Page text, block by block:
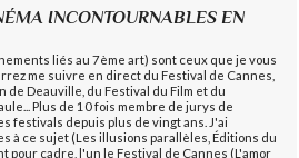
INCONTOURNABLES EN
liés au 7ème art) sont ceux que je vous
me suivre en direct du Festival de Cannes,
de Deauville, du Festival du Film et du
Plus de 10 fois membre de jurys de
festivals depuis plus de vingt ans. J'ai
à ce sujet (Les illusions parallèles, Éditions du
pour cadre, l'un le Festival de Cannes (L'amor